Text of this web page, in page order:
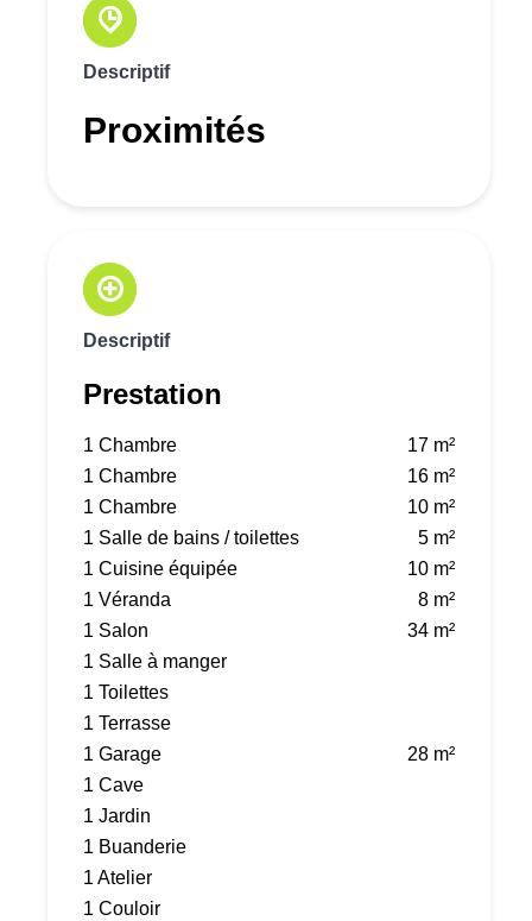
Descriptif
Proximités
Descriptif
Prestation
1 Chambre
17 m²
1 Chambre
16 m²
1 Chambre
10 m²
1 Salle de bains / toilettes
5 m²
1 Cuisine équipée
10 m²
1 Véranda
8 m²
1 Salon
34 m²
1 Salle à manger
1 Toilettes
1 Terrasse
1 Garage
28 m²
1 Cave
1 Jardin
1 Buanderie
1 Atelier
1 Couloir